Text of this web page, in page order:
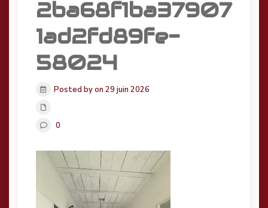
2ba68f1ba37907
1ad2fd89fe-
58024
Posted by on 29 juin 2026
0